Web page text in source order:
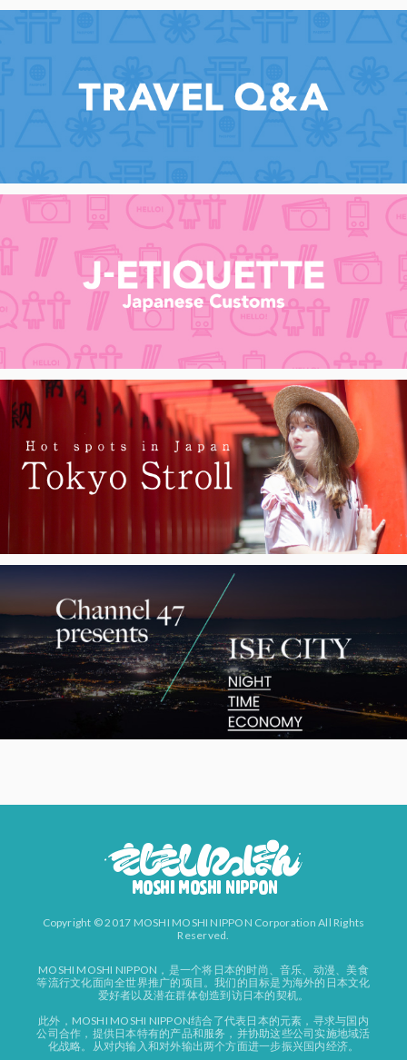
Copyright © 2017 MOSHI MOSHI NIPPON Corporation All Rights
Reserved.
MOSHI MOSHI NIPPON，是一个将日本的时尚、音乐、动漫、美食
等流行文化面向全世界推广的项目。我们的目标是为海外的日本文化
爱好者以及潜在群体创造到访日本的契机。
此外，MOSHI MOSHI NIPPON结合了代表日本的元素，寻求与国内
公司合作，提供日本特有的产品和服务，并协助这些公司实施地域活
化战略。从对内输入和对外输出两个方面进一步振兴国内经济。